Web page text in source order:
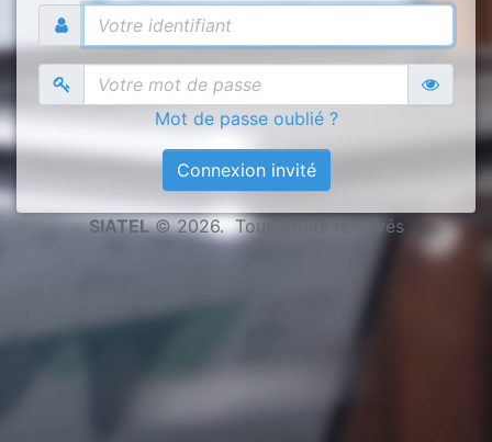
Mot de passe oublié ?
Connexion invité
SIATEL© 2026. Tous droits réservés